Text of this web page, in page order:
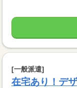
[一般派遣]
在宅あり！デ